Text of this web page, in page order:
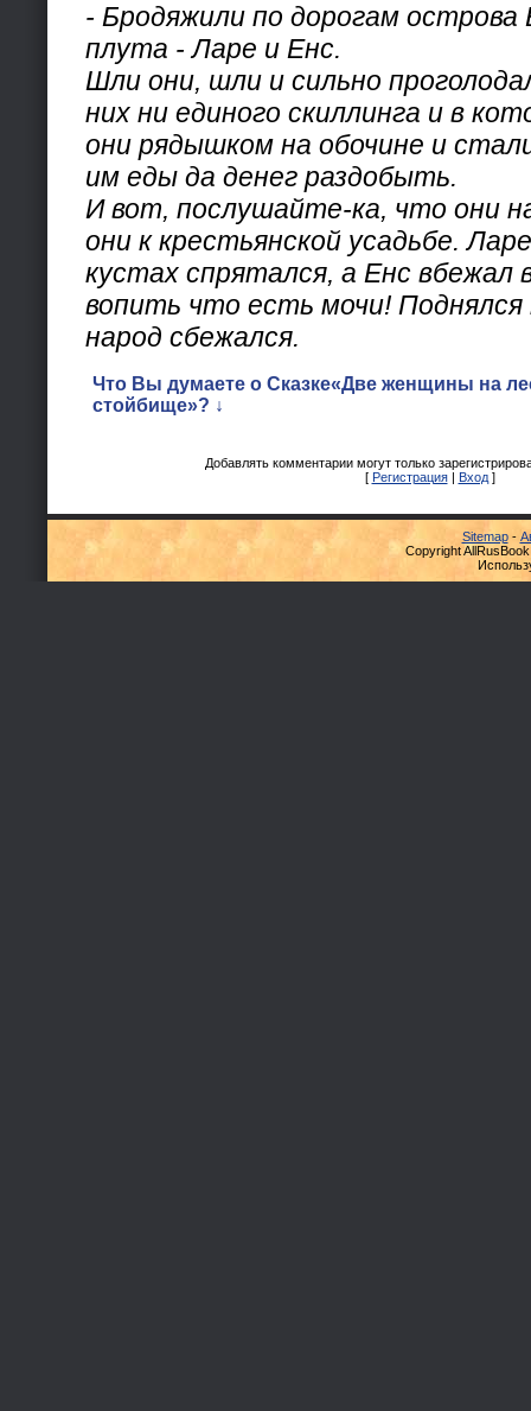
- Бродяжили по дорогам острова
плута - Ларе и Енс.
Шли они, шли и сильно
них ни единого скиллинга и в
они рядышком на обочине и
им еды да денег раздобыть.
И вот, послушайте-ка, что они
они к крестьянской усадьбе.
кустах спрятался, а Енс вбежал
вопить что есть мочи!
народ сбежался.
Что Вы думаете о Сказке«Две женщины на
стойбище»? ↓
Добавлять комментарии могут только
[ Регистрация| Вход]
Sitemap-
Copyright